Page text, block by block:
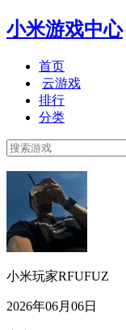
小米游戏中心
首页
云游戏
排行
分类
小米玩家RFUFUZ
2026年06月06日